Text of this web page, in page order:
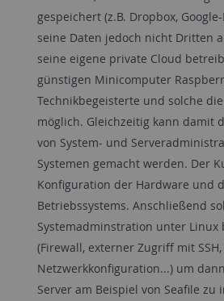
gespeichert (z.B. Dropbox,
seine Daten jedoch nicht Dritten
seine eigene private Cloud
günstigen Minicomputer
Technikbegeisterte und solche
möglich. Gleichzeitig kann damit
von System- und
Systemen gemacht werden. Der
Konfiguration der Hardware und
Betriebssystems. Anschließend
Systemadminstration unter Linux
(Firewall, externer Zugriff mit
Netzwerkkonfiguration...) um
Server am Beispiel von Seafile zu